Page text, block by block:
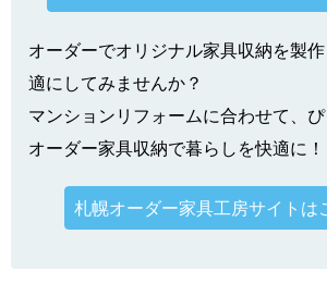
オーダーでオリジナル家具収納を製
適にしてみませんか？
マンションリフォームに合わせて、
オーダー家具収納で暮らしを快適に！
札幌オーダー家具工房サイトは